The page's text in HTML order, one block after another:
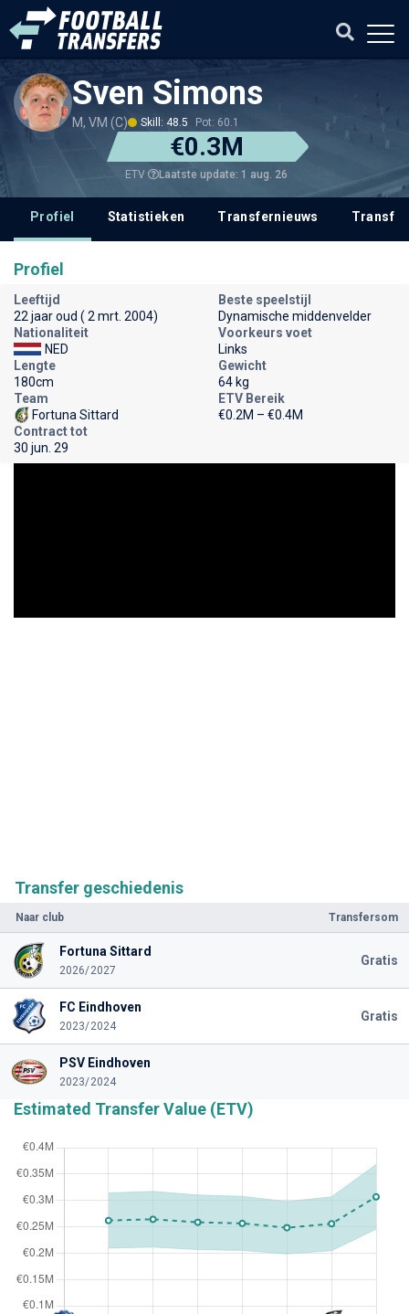
Sven Simons
M, VM (C) Skill: 48.5 Pot: 60.1
€0.3M
ETV Laatste update: 1 aug. 26
Profiel Statistieken Transfernieuws
Transfer geschiedenis
Naar club Transfersom
Fortuna Sittard
2026/2027
Gratis
FC Eindhoven
2023/2024
Gratis
PSV Eindhoven
2023/2024
Estimated Transfer Value (ETV)
Profiel
Leeftijd
22 jaar oud ( 2 mrt. 2004)
Beste speelstijl
Dynamische middenvelder
Nationaliteit
NED
Voorkeurs voet
Links
Lengte
180cm
Gewicht
64 kg
Team
Fortuna Sittard
ETV Bereik
€0.2M – €0.4M
Contract tot
30 jun. 29